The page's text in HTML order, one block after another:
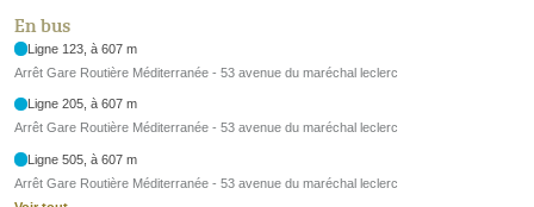
En bus
Ligne 123, à 607 m
Arrêt Gare Routière Méditerranée - 53 avenue du maréchal leclerc
Ligne 205, à 607 m
Arrêt Gare Routière Méditerranée - 53 avenue du maréchal leclerc
Ligne 505, à 607 m
Arrêt Gare Routière Méditerranée - 53 avenue du maréchal leclerc